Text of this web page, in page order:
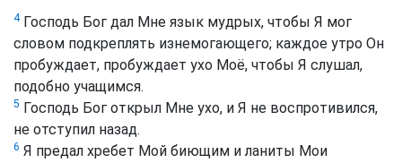
4Господь Бог дал Мне язык мудрых, чтобы Я мог
словом подкреплять изнемогающего; каждое утро Он
пробуждает, пробуждает ухо Моё, чтобы Я слушал,
подобно учащимся.
5 Господь Бог открыл Мне ухо, и Я не воспротивился,
не отступил назад.
6 Я предал хребет Мой биющим и ланиты Мои